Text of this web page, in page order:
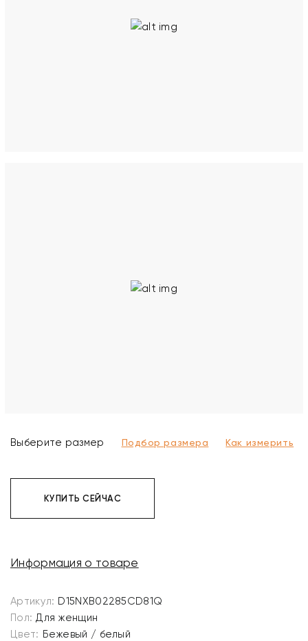
Выберите размер Подбор размера Как измерить
КУПИТЬ СЕЙЧАС
Информация о товаре
Артикул: D15NXB02285CD81Q
Пол: Для женщин
Цвет: Бежевый / белый